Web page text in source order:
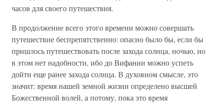
часов для своего путешествия.
В продолжение всего этого времени можно совершать
путешествие беспрепятственно: опасно было бы, если бы
пришлось путешествовать после захода солнца, ночью, но
в этом нет надобности, ибо до Вифании можно успеть
дойти еще ранее захода солнца. В духовном смысле, это
значит: время нашей земной жизни определено высшей
Божественной волей, а потому, пока это время